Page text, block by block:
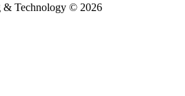
& Technology © 2026